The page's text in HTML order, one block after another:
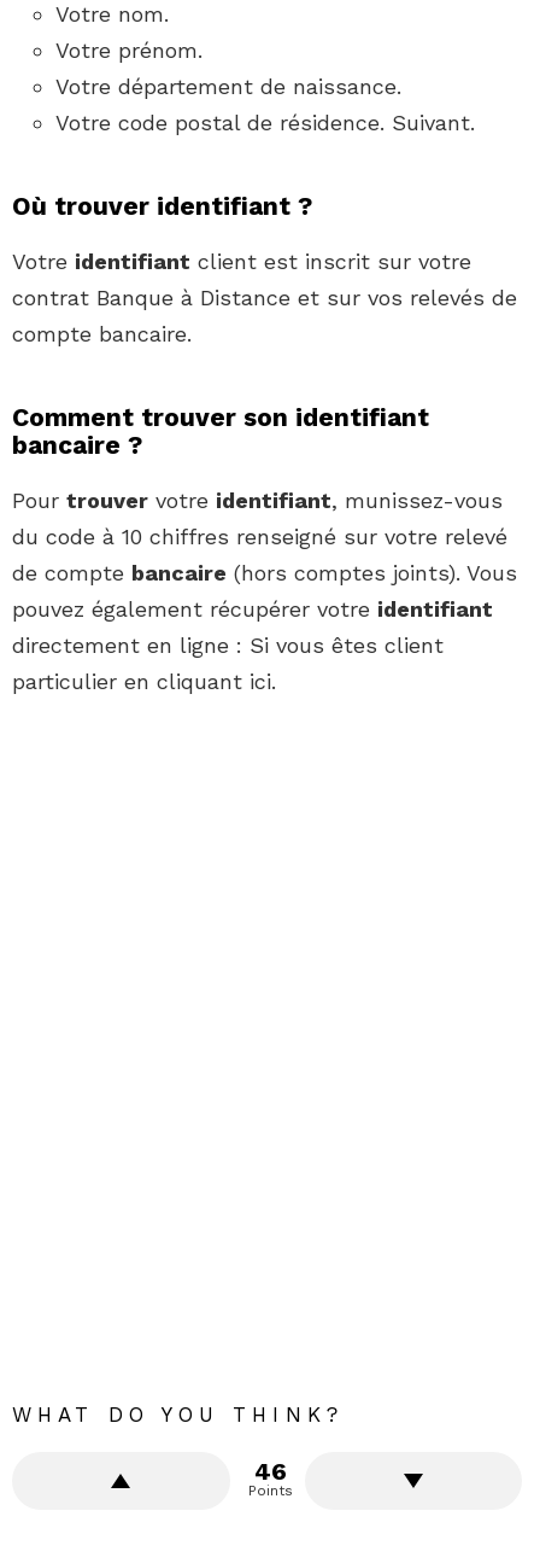
Votre nom.
Votre prénom.
Votre département de naissance.
Votre code postal de résidence. Suivant.
Où trouver identifiant ?
Votre identifiant client est inscrit sur votre
contrat Banque à Distance et sur vos relevés de
compte bancaire.
Comment trouver son identifiant
bancaire ?
Pour trouver votre identifiant, munissez-vous
du code à 10 chiffres renseigné sur votre relevé
de compte bancaire (hors comptes joints). Vous
pouvez également récupérer votre identifiant
directement en ligne : Si vous êtes client
particulier en cliquant ici.
WHAT DO YOU THINK?
46
Points